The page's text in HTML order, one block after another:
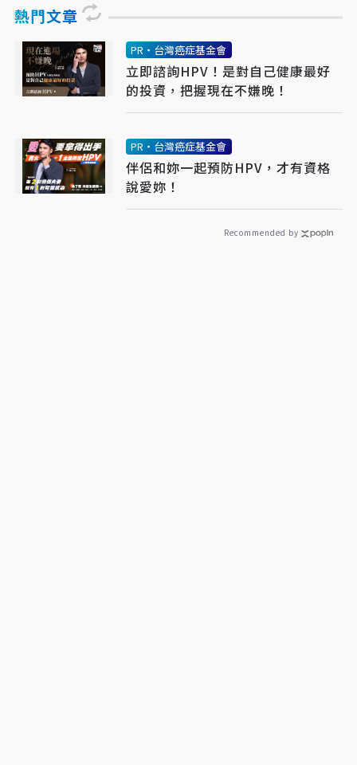
熱門文章
PR・台灣癌症基金會
立即諮詢HPV！是對自己健康最好
的投資，把握現在不嫌晚！
PR・台灣癌症基金會
伴侶和妳一起預防HPV，才有資格
說愛妳！
Recommended by